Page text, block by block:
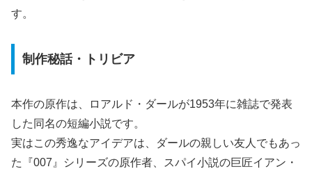
す。
制作秘話・トリビア
本作の原作は、ロアルド・ダールが1953年に雑誌で発表
した同名の短編小説です。
実はこの秀逸なアイデアは、ダールの親しい友人でもあっ
た『007』シリーズの原作者、スパイ小説の巨匠イアン・